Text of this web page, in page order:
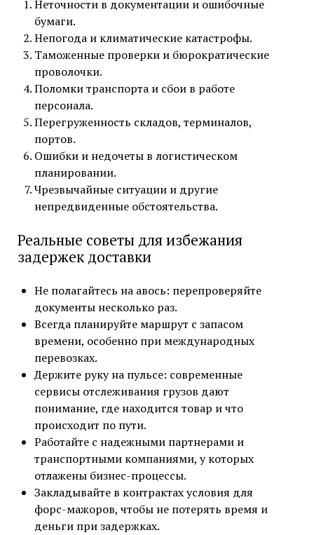
Неточности в документации и ошибочные
бумаги.
Непогода и климатические катастрофы.
Таможенные проверки и бюрократические
проволочки.
Поломки транспорта и сбои в работе
персонала.
Перегруженность складов, терминалов,
портов.
Ошибки и недочеты в логистическом
планировании.
Чрезвычайные ситуации и другие
непредвиденные обстоятельства.
Реальные советы для избежания
задержек доставки
Не полагайтесь на авось: перепроверяйте
документы несколько раз.
Всегда планируйте маршрут с запасом
времени, особенно при международных
перевозках.
Держите руку на пульсе: современные
сервисы отслеживания грузов дают
понимание, где находится товар и что
происходит по пути.
Работайте с надежными партнерами и
транспортными компаниями, у которых
отлажены бизнес-процессы.
Закладывайте в контрактах условия для
форс-мажоров, чтобы не потерять время и
деньги при задержках.